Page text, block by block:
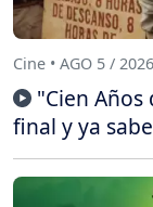
Cine • AGO 5 / 2026
"Cien
final y ya